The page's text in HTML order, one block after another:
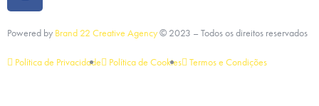
Powered by Brand 22 Creative Agency© 2023 – Todos os direitos reservados
Política de Privacidade Política de Cookies Termos e Condições